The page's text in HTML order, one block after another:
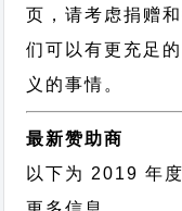
页，请考虑捐赠
们可以有更充足
义的事情。
最新赞助商
以下为 2019 年